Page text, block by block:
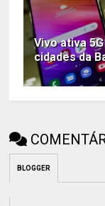
Vivo ativa
cidades da
BLOGGER